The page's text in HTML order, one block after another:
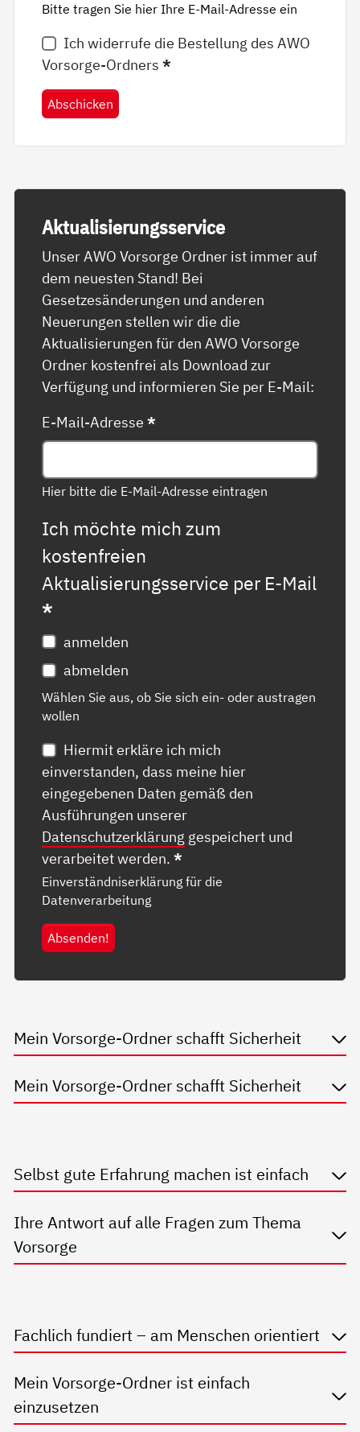
Bitte tragen Sie hier Ihre E-Mail-Adresse ein
Ich widerrufe die Bestellung des AWO
Vorsorge-Ordners*
Abschicken
Ak­tua­li­sie­rungs­ser­vice
Unser AWO Vorsorge Ordner ist immer auf
dem neuesten Stand! Bei
Gesetzesänderungen und anderen
Neuerungen stellen wir die die
Aktualisierungen für den AWO Vorsorge
Ordner kostenfrei als Download zur
Verfügung und informieren Sie per E-Mail:
E-Mail-Adresse*
Hier bitte die E-Mail-Adresse eintragen
Ich möchte mich zum
kostenfreien
Aktualisierungsservice per E-Mail
*
anmelden
abmelden
Wählen Sie aus, ob Sie sich ein- oder austragen
wollen
Hiermit erkläre ich mich
einverstanden, dass meine hier
eingegebenen Daten gemäß den
Ausführungen unserer
Datenschutzerklärung gespeichert und
verarbeitet werden.*
Einverständniserklärung für die
Datenverarbeitung
Absenden!
Mein Vorsorge-Ordner schafft Sicherheit
Mein Vorsorge-Ordner schafft Sicherheit
Selbst gute Erfahrung machen ist einfach
Ihre Antwort auf alle Fragen zum Thema
Vorsorge
Fachlich fundiert – am Menschen orientiert
Mein Vorsorge-Ordner ist einfach
einzusetzen